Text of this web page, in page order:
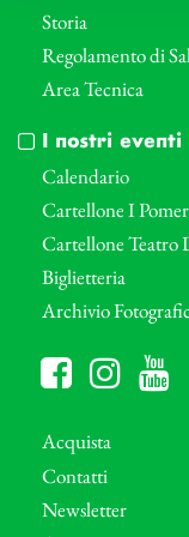
Storia
Regolamento di
Area Tecnica
I nostri eventi
Calendario
Cartellone I
Cartellone Teatro
Biglietteria
Archivio
Acquista
Contatti
Newsletter